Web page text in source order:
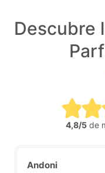
Descubre
4,8/5de
Andoni